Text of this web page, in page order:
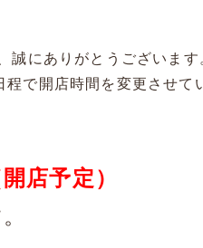
にありがとうございます
で開店時間を変更させて
開店予定）